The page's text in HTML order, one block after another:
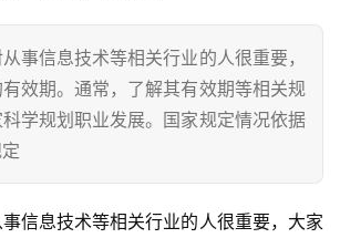
事信息技术等相关行业的人很重要，
效期。通常，了解其有效期等相关规
学规划职业发展。国家规定情况依据
信息技术等相关行业的人很重要，大家